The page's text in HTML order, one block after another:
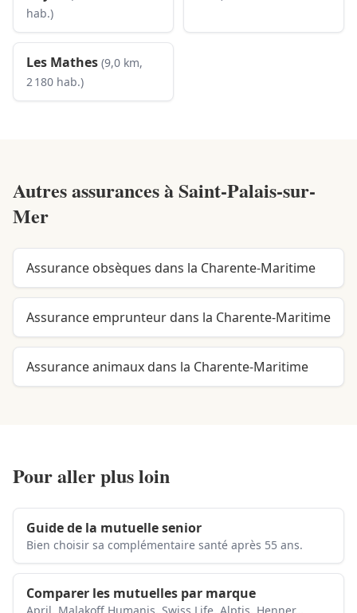
hab.)
Les Mathes (9,0 km,
2 180 hab.)
Autres assurances àSaint-Palais-sur-
Mer
Assurance obsèques dans la Charente-Maritime
Assurance emprunteur dans la Charente-Maritime
Assurance animaux dans la Charente-Maritime
Pour aller plus loin
Guide de la mutuelle senior
Bien choisir sa complémentaire santé après 55 ans.
Comparer les mutuelles par marque